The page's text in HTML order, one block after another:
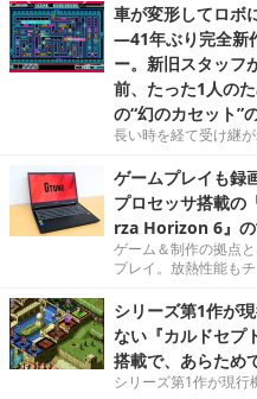
車が変形してロボ
―41年ぶり完全新
ー。新旧スタッフ
前、たった1人の
の“幻のカセット”
長い時を経て受け継
ゲームプレイも録
プロセッサ搭載の
rza Horizon 6』
ゲーム＆制作の拠点
プレイ。放熱性能も
シリーズ第1作が
ない『カルドセプ
搭載で、あらため
シリーズ第1作が現行